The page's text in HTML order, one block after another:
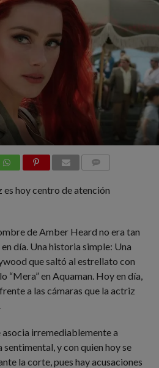
hoy centro de atención
de Amber Heard no era tan
día. Una historia simple: Una
que saltó al estrellato con
“Mera” en Aquaman. Hoy en día,
a las cámaras que la actriz
asocia irremediablemente a
sentimental, y con quien hoy se
la corte, pues hay acusaciones